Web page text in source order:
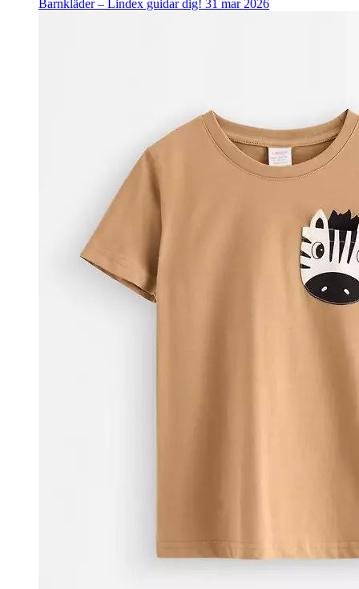
Barnkläder – Lindex guidar dig! 31 mar 2026